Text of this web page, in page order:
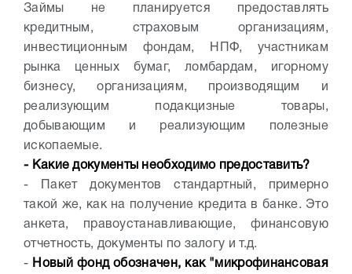
Займы не планируется предоставлять
кредитным, страховым организациям,
инвестиционным фондам, НПФ, участникам
рынка ценных бумаг, ломбардам, игорному
бизнесу, организациям, производящим и
реализующим подакцизные товары,
добывающим и реализующим полезные
ископаемые.
- Какие документы необходимо предоставить?
- Пакет документов стандартный, примерно
такой же, как на получение кредита в банке. Это
анкета, правоустанавливающие, финансовую
отчетность, документы по залогу и т.д.
- Новый фонд обозначен, как "микрофинансовая